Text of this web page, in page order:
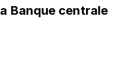
Banque centrale